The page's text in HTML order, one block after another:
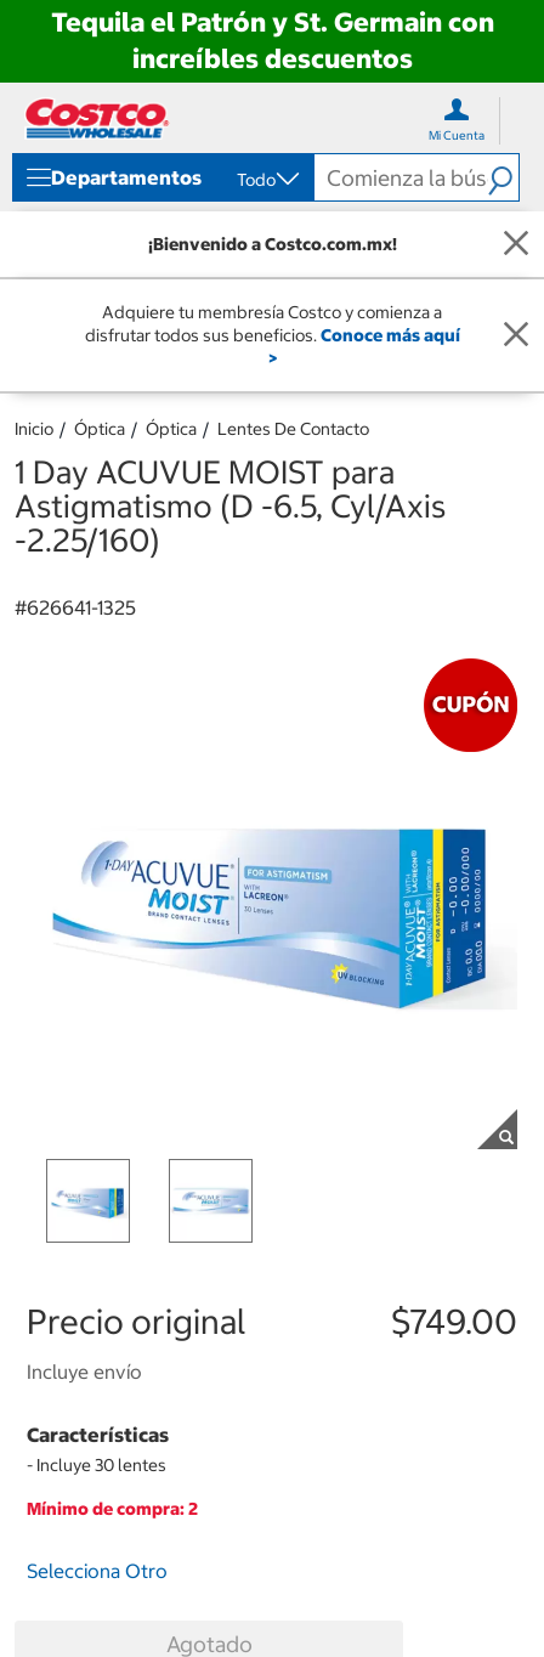
Tequila el Patrón y St. Germain con
increíbles descuentos
directo
contenido
directo
menú
navegación
Mi Cuenta
Departamentos Todo
¡Bienvenido a Costco.com.mx!
Adquiere tu membresía Costco y comienza a
disfrutar todos sus beneficios.Conoce más aquí
>
Inicio Óptica Óptica Lentes De Contacto
1 Day ACUVUE MOIST para
Astigmatismo (D -6.5, Cyl/Axis
-2.25/160)
#626641-1325
Precio original $749.00
Incluye envío
Características
- Incluye 30 lentes
Mínimo de compra: 2
Selecciona Otro
Agotado